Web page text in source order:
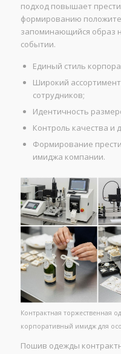
подход повышает
формированию
запоминающийся образ
событии.
Единый стиль
Широкий
сотрудников;
Идентичность
Контроль качества и
Формирование
имиджа компании.
Контрактная торжественная
корпоративный имидж для
Пошив одежды